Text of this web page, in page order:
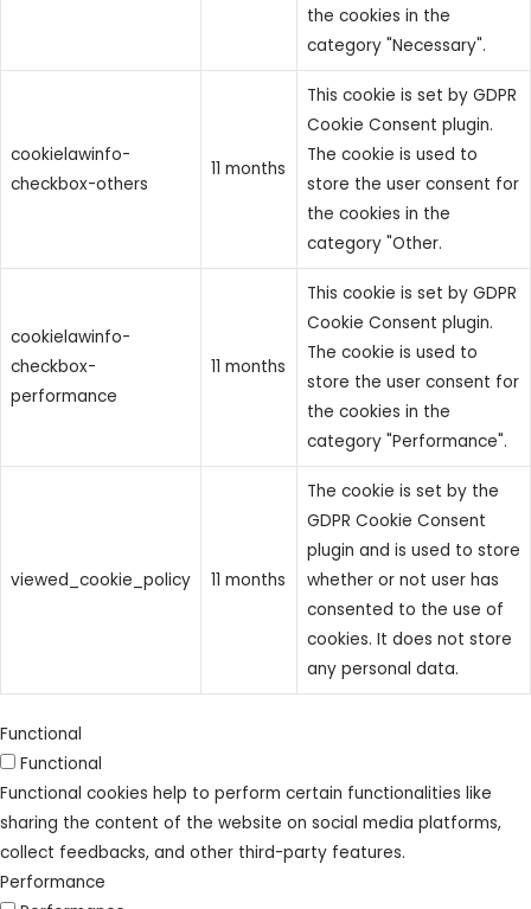
the cookies in the
category "Necessary".
cookielawinfo-
checkbox-others
11 months
This cookie is set by GDPR
Cookie Consent plugin.
The cookie is used to
store the user consent for
the cookies in the
category "Other.
cookielawinfo-
checkbox-
performance
11 months
This cookie is set by GDPR
Cookie Consent plugin.
The cookie is used to
store the user consent for
the cookies in the
category "Performance".
viewed_cookie_policy 11 months
The cookie is set by the
GDPR Cookie Consent
plugin and is used to store
whether or not user has
consented to the use of
cookies. It does not store
any personal data.
Functional
Functional
Functional cookies help to perform certain functionalities like
sharing the content of the website on social media platforms,
collect feedbacks, and other third-party features.
Performance